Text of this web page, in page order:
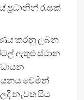
රැසක්
කරනු ලබන
ඇතුළු ස්ථාන
වෙමින්
නැවත සිය